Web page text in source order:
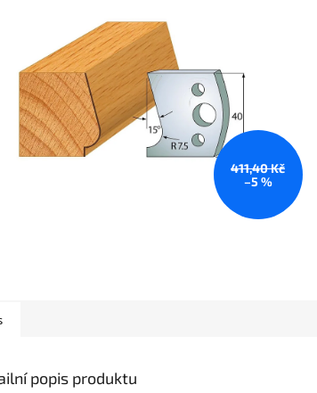
411,40 Kč
–5 %
popis produktu